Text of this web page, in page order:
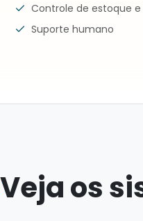
Controle de estoque
Suporte humano
Veja os